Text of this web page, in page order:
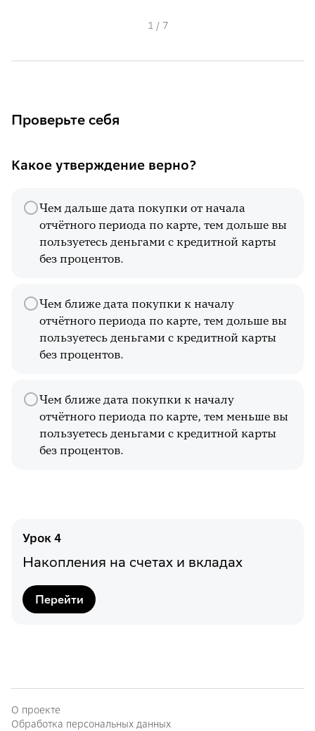
1/ 7
Проверьте себя
Какое утверждение верно?
Чем дальше дата покупки от начала
отчётного периода по карте, тем дольше вы
пользуетесь деньгами с кредитной карты
без процентов.
Чем ближе дата покупки к началу
отчётного периода по карте, тем дольше вы
пользуетесь деньгами с кредитной карты
без процентов.
Чем ближе дата покупки к началу
отчётного периода по карте, тем меньше вы
пользуетесь деньгами с кредитной карты
без процентов.
Урок 4
Накопления на счетах и вкладах
Перейти
О проекте
Обработка персональных данных